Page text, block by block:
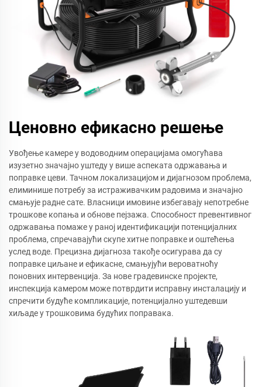
Ценовно ефикасно решење
Увођење камере у водоводним операцијама омогућава
изузетно значајно уштеду у више аспеката одржавања и
поправке цеви. Тачном локализацијом и дијагнозом проблема,
елиминише потребу за истраживачким радовима и значајно
смањује радне сате. Власници имовине избегавају непотребне
трошкове копања и обнове пејзажа. Способност превентивног
одржавања помаже у раној идентификацији потенцијалних
проблема, спречавајући скупе хитне поправке и оштећења
услед воде. Прецизна дијагноза такође осигурава да су
поправке циљане и ефикасне, смањујући вероватноћу
поновних интервенција. За нове градевинске пројекте,
инспекција камером може потврдити исправну инсталацију и
спречити будуће компликације, потенцијално уштедевши
хиљаде у трошковима будућих поправака.